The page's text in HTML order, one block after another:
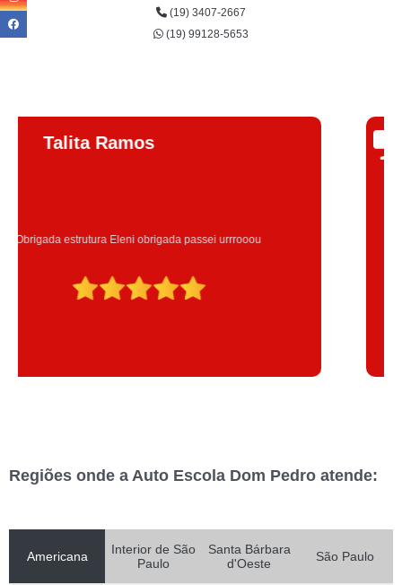
(19) 3407-2667
(19) 99128-5653
Correia
Excelente atendimento , a Instrutora Eleni maravilhosa atenciosa
Regiões onde a Auto Escola Dom Pedro atende:
Americana
Interior de São
Paulo
Santa Bárbara
d'Oeste
São Paulo